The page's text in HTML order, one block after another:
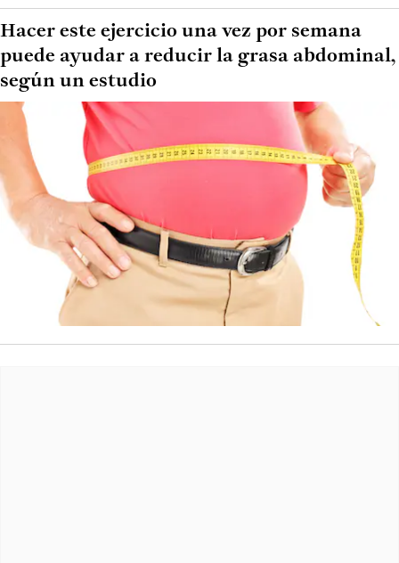
Hacer este ejercicio una vez por semana
puede ayudar a reducir la grasa abdominal,
según un estudio